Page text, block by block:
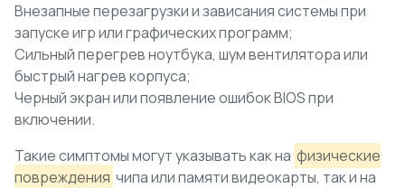
Внезапные перезагрузки и зависания системы при
запуске игр или графических программ;
Сильный перегрев ноутбука, шум вентилятора или
быстрый нагрев корпуса;
Черный экран или появление ошибок BIOS при
включении.
Такие симптомы могут указывать как на физические
повреждения чипа или памяти видеокарты, так и на